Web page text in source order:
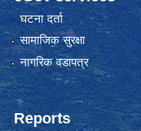
घटना दर्ता
सामाजिक सुरक्षा
नागरिक वडापत्र
Reports